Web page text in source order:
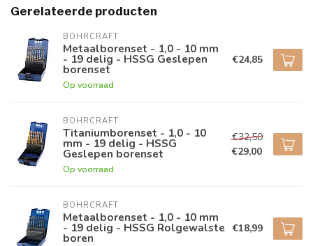
Gerelateerde producten
BOHRCRAFT
Metaalborenset - 1,0 - 10 mm
- 19 delig - HSSG Geslepen
borenset
Op voorraad
€24,85
BOHRCRAFT
Titaniumborenset - 1,0 - 10
mm - 19 delig - HSSG
Geslepen borenset
Op voorraad
€32,50
€29,00
BOHRCRAFT
Metaalborenset - 1,0 - 10 mm
- 19 delig - HSSG Rolgewalste
boren
€18,99